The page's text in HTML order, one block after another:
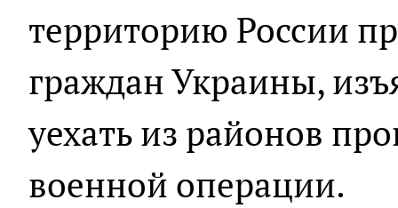
территорию России
граждан Украины,
уехать из районов
военной операции.